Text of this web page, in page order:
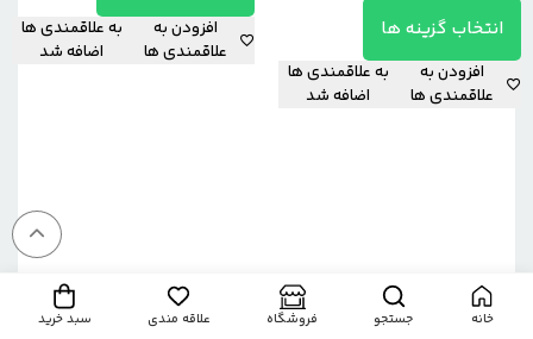
خانه جستجو فروشگاه علاقه مندی سبد خرید
انتخاب گزینه ها
افزودن به
علاقمندی ها
به علاقمندی ها
اضافه شد
افزودن به
علاقمندی ها
به علاقمندی ها
اضافه شد